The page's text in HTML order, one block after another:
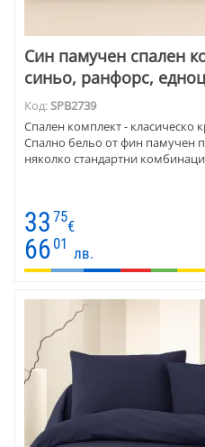
Син памучен спален
синьо, ранфорс,
Код:SPB2739
Спален комплект - класическо
Спално бельо от фин памучен
няколко стандартни
33 75
€
66 01
лв.